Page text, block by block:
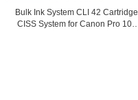
Bulk Ink System CLI 42 Cartridge
CISS System for Canon Pro 100